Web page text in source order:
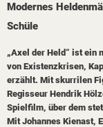
Modernes
Schüle
„Axel der Held“ ist ein
von Existenzkrisen,
erzählt. Mit skurrilen
Regisseur Hendrik
Spielfilm, über dem
Mit Johannes Kienast,